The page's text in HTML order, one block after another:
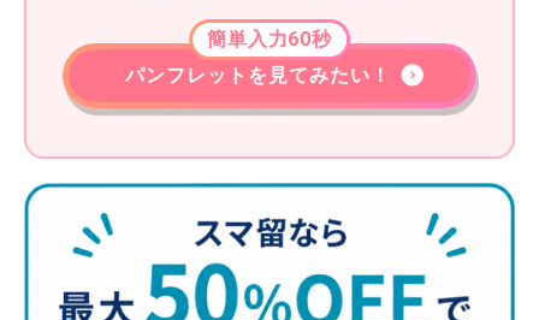
パンフレットを見てみたい！
簡単入力60秒